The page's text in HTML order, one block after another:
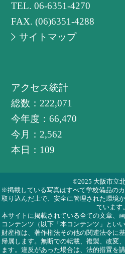
TEL.06-6351-4270
FAX. (06)6351-4288
サイトマップ
アクセス統計
総数： 222,071
今年度：66,470
今月： 2,562
本日： 109
©2025 大阪市立
※掲載している写真はすべて学校備品の
取り込んだ上で、安全に管理された環境
ています。
本サイトに掲載されている全ての文章、
コンテンツ（以下「本コンテンツ」とい
財産権は、著作権法その他の関連法令に
帰属します。無断での転載、複製、改変
ます。違反があった場合は、法的措置を